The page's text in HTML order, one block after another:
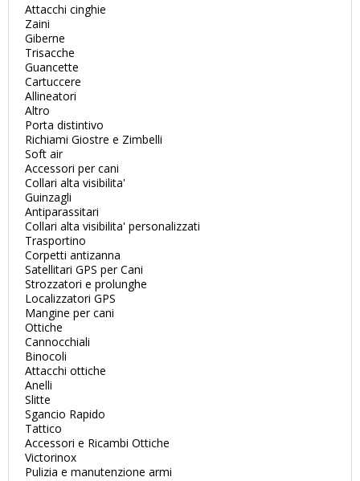
Attacchi cinghie
Zaini
Giberne
Trisacche
Guancette
Cartuccere
Allineatori
Altro
Porta distintivo
Richiami Giostre e Zimbelli
Soft air
Accessori per cani
Collari alta visibilita'
Guinzagli
Antiparassitari
Collari alta visibilita' personalizzati
Trasportino
Corpetti antizanna
Satellitari GPS per Cani
Strozzatori e prolunghe
Localizzatori GPS
Mangine per cani
Ottiche
Cannocchiali
Binocoli
Attacchi ottiche
Anelli
Slitte
Sgancio Rapido
Tattico
Accessori e Ricambi Ottiche
Victorinox
Pulizia e manutenzione armi